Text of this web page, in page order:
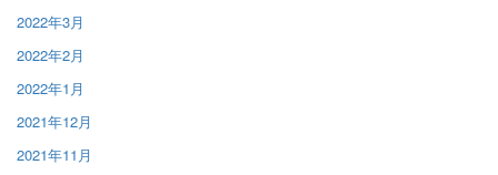
2022年3月
2022年2月
2022年1月
2021年12月
2021年11月